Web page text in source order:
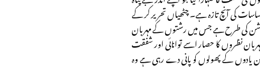
کی آنچ تازہ ہے۔ چٹھیاں تحریر کر کے
کی طرح ہے جس میں رشتوں کے مہربان
نظروں کا حصار اسے توانائی اور شفقت
یادوں کے پھولوں کو پانی دے رہی ہے وہ